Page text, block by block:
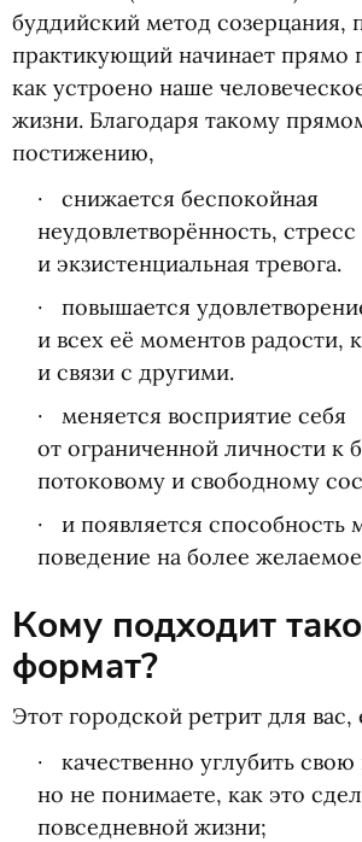
буддийский метод созерцания,
практикующий начинает прямо
как устроено наше
жизни. Благодаря такому
постижению,
снижается беспокойная
неудовлетворённость, стресс
и экзистенциальная тревога.
повышается
и всех её моментов радости,
и связи с другими.
меняется восприятие себя
от ограниченной личности к
потоковому и свободному
и появляется способность
поведение на более
Кому подходит
формат?
Этот городской ретрит для вас,
качественно углубить свою
но не понимаете, как это
повседневной жизни;